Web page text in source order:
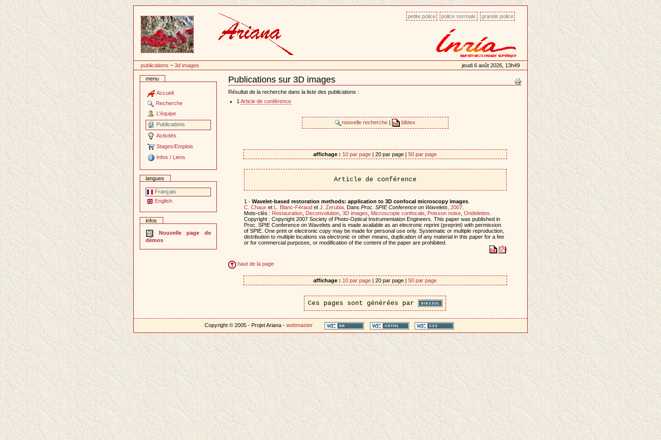
contenu
petite police police normale grande police
publications ~3d images jeudi 6 août 2026, 13h49
menu
Accueil
Recherche
L'équipe
Publications
Activités
Stages/Emplois
Infos / Liens
langues
Français
English
infos
Nouvelle page de
démos
Publications sur 3D images
Document
Actions
Résultat de la recherche dans la liste des publications :
1 Article de conférence
nouvelle recherche bibtex
affichage : 10 par page | 20 par page | 50 par page
Article de conférence
1 - Wavelet-based restoration methods: application to 3D confocal microscopy images.
C. Chaux et L. Blanc-Féraudet J. Zerubia. Dans Proc. SPIE Conference on Wavelets, 2007.
Mots-clés : Restauration, Deconvolution, 3D images Microscopie confocale, Poisson noise, Ondelettes
Copyright : Copyright 2007 Society of Photo-Optical Instrumentation Engineers. This paper was published in
Proc. SPIE Conference on Wavelets and is made available as an electronic reprint (preprint) with permission
of SPIE. One print or electronic copy may be made for personal use only. Systematic or multiple reproduction,
distribution to multiple locations via electronic or other means, duplication of any material in this paper for a fee
or for commercial purposes, or modification of the content of the paper are prohibited.
haut de la page
affichage : 10 par page | 20 par page | 50 par page
Ces pages sont générées par
Copyright © 2005 - Projet Ariana -webmaster